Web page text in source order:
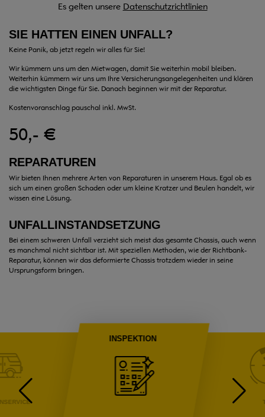
Es gelten unsere Datenschutzrichtlinien
SIE HATTEN EINEN UNFALL?
Keine Panik, ab jetzt regeln wir alles für Sie!
Wir kümmern uns um den Mietwagen, damit Sie weiterhin mobil bleiben.
Weiterhin kümmern wir uns um Ihre Versicherungsangelegenheiten und klären
die wichtigsten Dinge für Sie. Danach beginnen wir mit der Reparatur.
Kostenvoranschlag pauschal inkl. MwSt.
50,- €
REPARATUREN
Wir bieten Ihnen mehrere Arten von Reparaturen in unserem Haus. Egal ob es
sich um einen großen Schaden oder um kleine Kratzer und Beulen handelt, wir
wissen eine Lösung.
UNFALLINSTANDSETZUNG
Bei einem schweren Unfall verzieht sich meist das gesamte Chassis, auch wenn
es manchmal nicht sichtbar ist. Mit speziellen Methoden, wie der Richtbank-
Reparatur, können wir das deformierte Chassis trotzdem wieder in seine
Ursprungsform bringen.
INSPEKTION